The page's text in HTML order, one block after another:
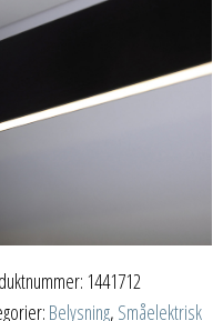
1441712
Belysning, Småelektrisk